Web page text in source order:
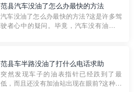
的送油师傅，解决没油的紧急情况。 首
先，让我们来了解一下穿...
范县汽车没油了怎么办最快的方法
汽车没油了怎么办最快的方法?这是许多驾
驶者心中的疑问。毕竟，汽车没有油就无
越者小程序是一款专门解决汽车没油问题
的在线服务平台。通过...
范县车半路没油了打什么电话求助
突然发现车子的油表指针已经跌到了最
低，而且还没有加油站出现在眼前?这种情